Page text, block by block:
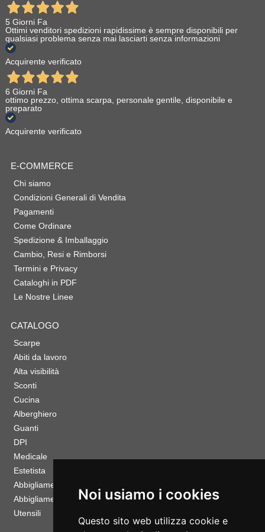
Noi usiamo i cookies
Questo sito web utilizza cookie e
5 Giorni Fa
Ottimi venditori spedizioni rapidissime è sempre disponibili per
qualsiasi problema senza mai lasciarti senza informazioni
Acquirente verificato
6 Giorni Fa
ottimo prezzo, ottima scarpa, personale gentile, disponibile e
preparato
Acquirente verificato
E-COMMERCE
Chi siamo
Condizioni Generali di Vendita
Pagamenti
Come Ordinare
Spedizione & Imballaggio
Cambio, Resi e Rimborsi
Termini e Privacy
Cataloghi in PDF
Le Nostre Linee
CATALOGO
Scarpe
Abiti da lavoro
Alta visibilità
Sconti
Cucina
Alberghiero
Guanti
DPI
Medicale
Estetista
Abbigliamento Sportivo
Abbigliamento Bambino
Utensili